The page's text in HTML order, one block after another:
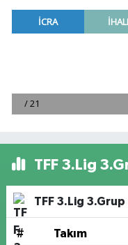
TFF 3.Lig
TFF 3.Lig 3.Grup
# Takım